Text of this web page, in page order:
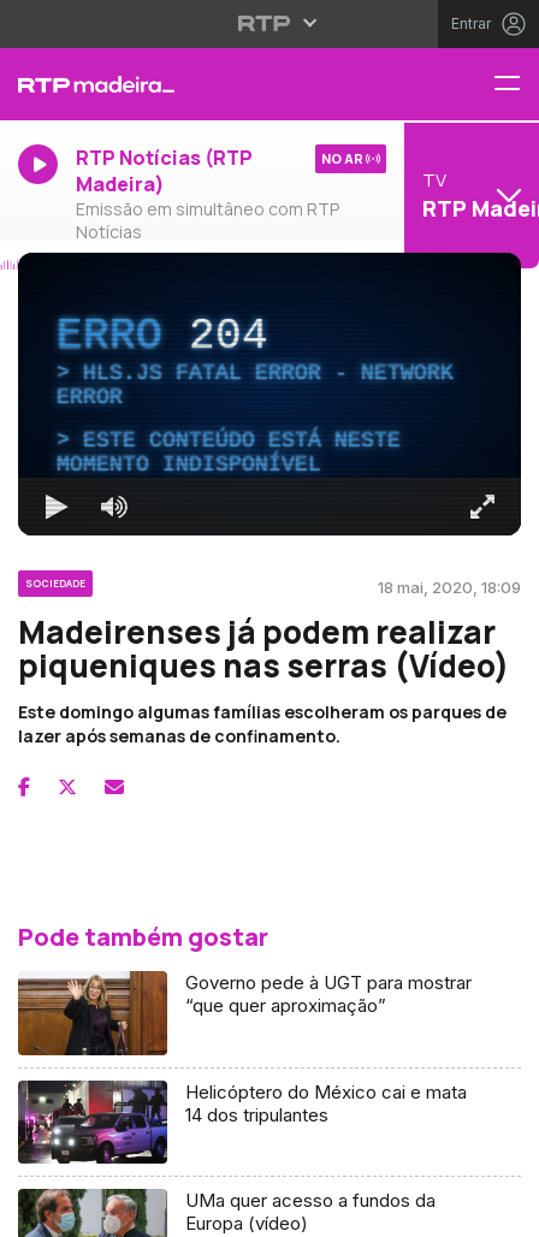
Entrar
RTP Notícias (RTP
Madeira)
Emissão em simultâneo com RTP
Notícias
NO AR
TV
RTP
ERRO204
HLS.JS FATAL ERROR - NETWORK
ERROR
ESTE CONTEÚDO ESTÁ NESTE
MOMENTO INDISPONÍVEL
SOCIEDADE 18 mai, 2020, 18:09
Madeirenses já podem realizar
piqueniques nas serras (Vídeo)
Este domingo algumas famílias escolheram os parques de
lazer após semanas de confinamento.
Pode também gostar
Governo pede à UGT para mostrar
“que quer aproximação”
Helicóptero do México cai e mata
14 dos tripulantes
UMa quer acesso a fundos da
Europa (vídeo)